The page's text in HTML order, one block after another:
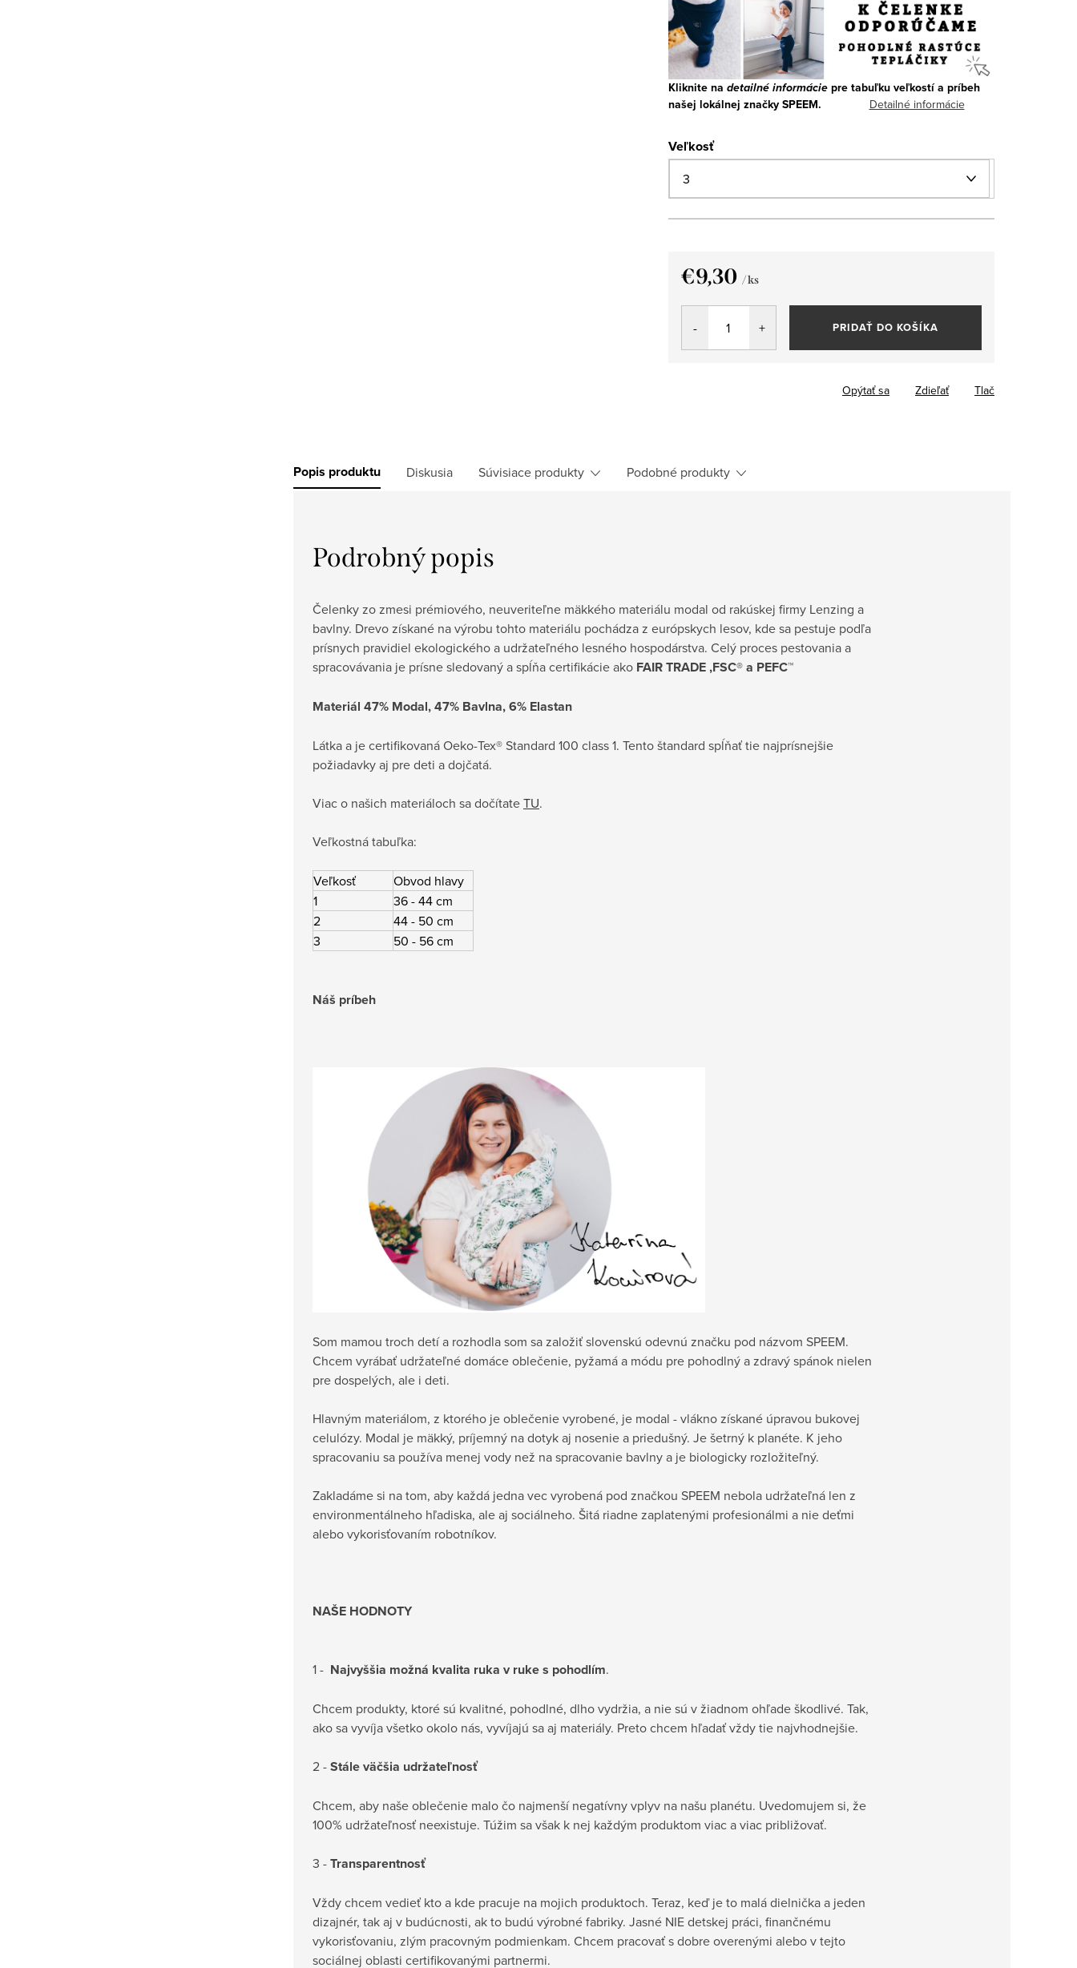
Kliknite na detailné informáciepre tabuľku veľkostí a príbeh
našej lokálnej značky SPEEM.
Detailné informácie
Veľkosť
€9,30 / ks
Jednotková
PRIDAŤ DO KOŠÍKA
Tlač
Opýtať sa Zdieľať
Popis produktu Diskusia Súvisiace produkty Podobné produkty
Podrobný popis
Čelenky zo zmesi prémiového, neuveriteľne mäkkého materiálu modal od rakúskej firmy Lenzing a
bavlny. Drevo získané na výrobu tohto materiálu pochádza z európskych lesov, kde sa pestuje podľa
prísnych pravidiel ekologického a udržateľného lesného hospodárstva. Celý proces pestovania a
spracovávania je prísne sledovaný a spĺňa certifikácie ako FAIR TRADE ,FSC® a PEFC™
Materiál 47% Modal, 47% Bavlna, 6% Elastan
Látka a je certifikovaná Oeko-Tex® Standard 100 class 1. Tento štandard spĺňať tie najprísnejšie
požiadavky aj pre deti a dojčatá.
Viac o našich materiáloch sa dočítateTU.
Veľkostná tabuľka:
Veľkosť
Obvod hlavy
1
36 - 44 cm
2
44 - 50 cm
3
50 - 56 cm
Náš príbeh
Som mamou troch detí a rozhodla som sa založiť slovenskú odevnú značku pod názvom SPEEM.
Chcem vyrábať udržateľné domáce oblečenie, pyžamá a módu pre pohodlný a zdravý spánok nielen
pre dospelých, ale i deti.
Hlavným materiálom, z ktorého je oblečenie vyrobené, je modal - vlákno získané úpravou bukovej
celulózy. Modal je mäkký, príjemný na dotyk aj nosenie a priedušný. Je šetrný k planéte. K jeho
spracovaniu sa používa menej vody než na spracovanie bavlny a je biologicky rozložiteľný.
Zakladáme si na tom, aby každá jedna vec vyrobená pod značkou SPEEM nebola udržateľná len z
environmentálneho hľadiska, ale aj sociálneho. Šitá riadne zaplatenými profesionálmi a nie deťmi
alebo vykorisťovaním robotníkov.
NAŠE HODNOTY
1 - Najvyššia možná kvalita ruka v ruke s pohodlím.
Chcem produkty, ktoré sú kvalitné, pohodlné, dlho vydržia, a nie sú v žiadnom ohľade škodlivé. Tak,
ako sa vyvíja všetko okolo nás, vyvíjajú sa aj materiály. Preto chcem hľadať vždy tie najvhodnejšie.
2 -Stále väčšia udržateľnosť
Chcem, aby naše oblečenie malo čo najmenší negatívny vplyv na našu planétu. Uvedomujem si, že
100% udržateľnosť neexistuje. Túžim sa však k nej každým produktom viac a viac približovať.
3 -Transparentnosť
Vždy chcem vedieť kto a kde pracuje na mojich produktoch. Teraz, keď je to malá dielnička a jeden
dizajnér, tak aj v budúcnosti, ak to budú výrobné fabriky. Jasné NIE detskej práci, finančnému
vykorisťovaniu, zlým pracovným podmienkam. Chcem pracovať s dobre overenými alebo v tejto
sociálnej oblasti certifikovanými partnermi.